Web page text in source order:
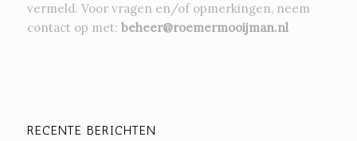
vermeld. Voor vragen en/of opmerkingen, neem
contact op met: beheer@roemermooijman.nl
RECENTE BERICHTEN